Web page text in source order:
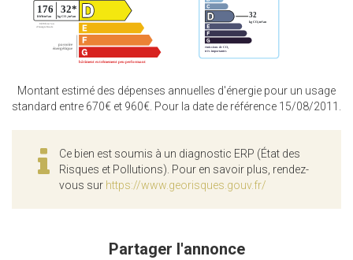
Montant estimé des dépenses annuelles d'énergie pour un usage
standard entre 670€ et 960€. Pour la date de référence 15/08/2011.
Ce bien est soumis à un diagnostic ERP (État des
Risques et Pollutions). Pour en savoir plus, rendez-
vous sur https://www.georisques.gouv.fr/
Partager l'annonce